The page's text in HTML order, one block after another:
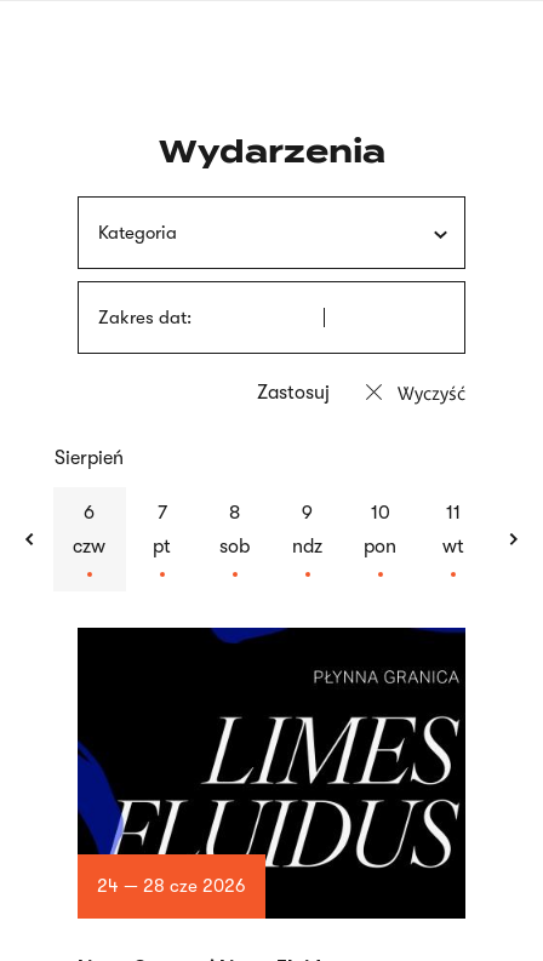
Wydarzenia
Kategoria
Zakres dat:
Wyczyść
previous
Sierpień
6
czw
7
pt
8
sob
9
ndz
10
pon
11
wt
24 — 28 cze 2026